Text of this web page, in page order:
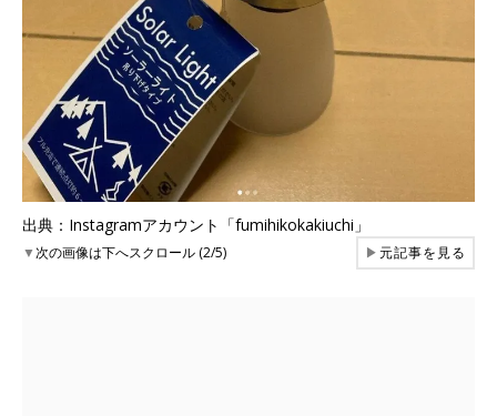
出典：Instagramアカウント「fumihikokakiuchi」
▼次の画像は下へスクロール (2/5) ▶元記事を見る